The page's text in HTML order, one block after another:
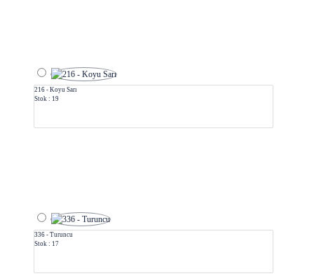
216 - Koyu Sarı
Stok : 19
336 - Turuncu
Stok : 17